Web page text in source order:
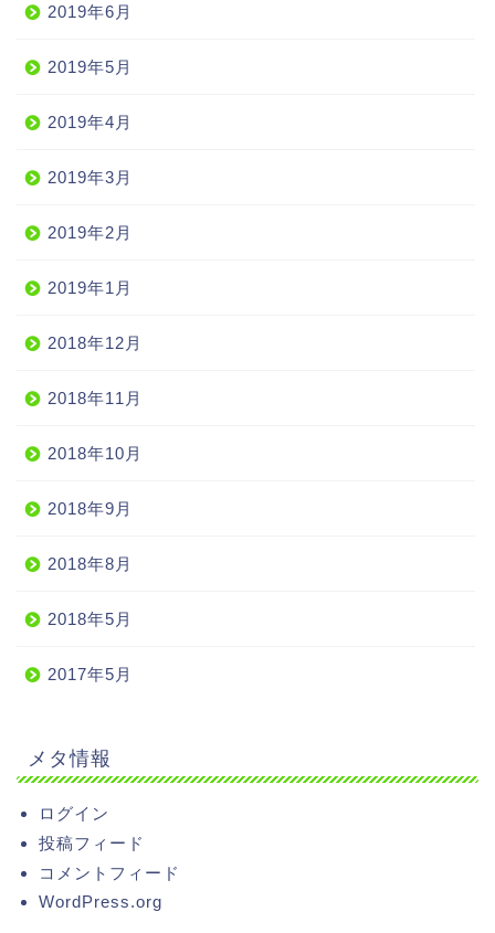
2019年6月
2019年5月
2019年4月
2019年3月
2019年2月
2019年1月
2018年12月
2018年11月
2018年10月
2018年9月
2018年8月
2018年5月
2017年5月
メタ情報
ログイン
投稿フィード
コメントフィード
WordPress.org